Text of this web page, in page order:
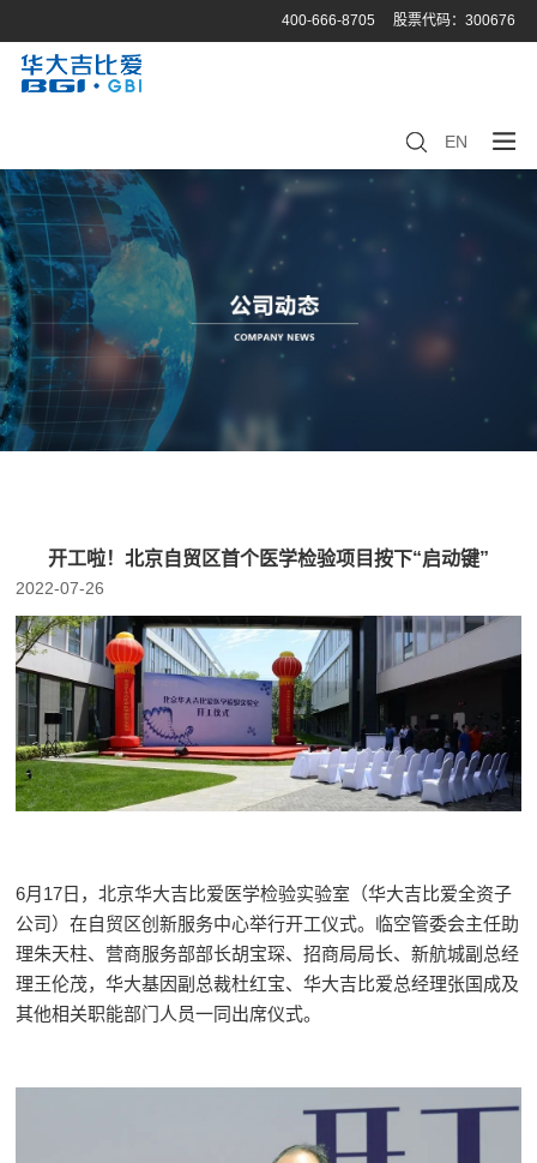
股票代码：300676
400-666-8705
EN
开工啦！北京自贸区首个医学检验项目按下“启动键”
2022-07-26
6月17日，北京华大吉比爱医学检验实验室（华大吉比爱全资子
公司）在自贸区创新服务中心举行开工仪式。临空管委会主任助
理朱天柱、营商服务部部长胡宝琛、招商局局长、新航城副总经
理王伦茂，华大基因副总裁杜红宝、华大吉比爱总经理张国成及
其他相关职能部门人员一同出席仪式。